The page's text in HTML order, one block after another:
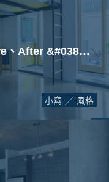
17坪巴塞隆納公寓的Before、After &#038; After
小窩 風格